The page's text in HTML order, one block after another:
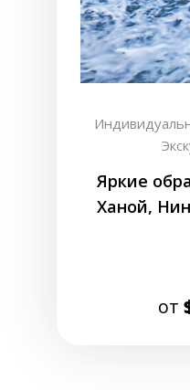
Яркие
Ханой,
от